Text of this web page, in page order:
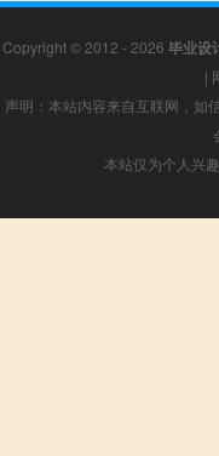
Copyright © 2012 - 2026 毕业设
|
声明：本站内容来自互联网，如
本站仅为个人兴